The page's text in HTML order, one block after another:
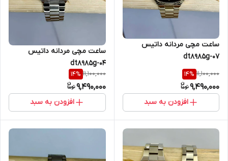
ساعت مچی مردانه داتیس
dt8985g-07
11,100,000
14%
9,490,000
افزودن به سبد
ساعت مچی مردانه داتیس
dt8985g-04
11,100,000
14%
9,490,000
افزودن به سبد